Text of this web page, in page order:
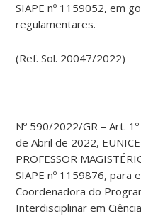
SIAPE nº 1159052, em
regulamentares.
(Ref. Sol. 20047/2022)
Nº 590/2022/GR – Art.
de Abril de 2022,
PROFESSOR
SIAPE nº 1159876, para
Coordenadora do
Interdisciplinar em